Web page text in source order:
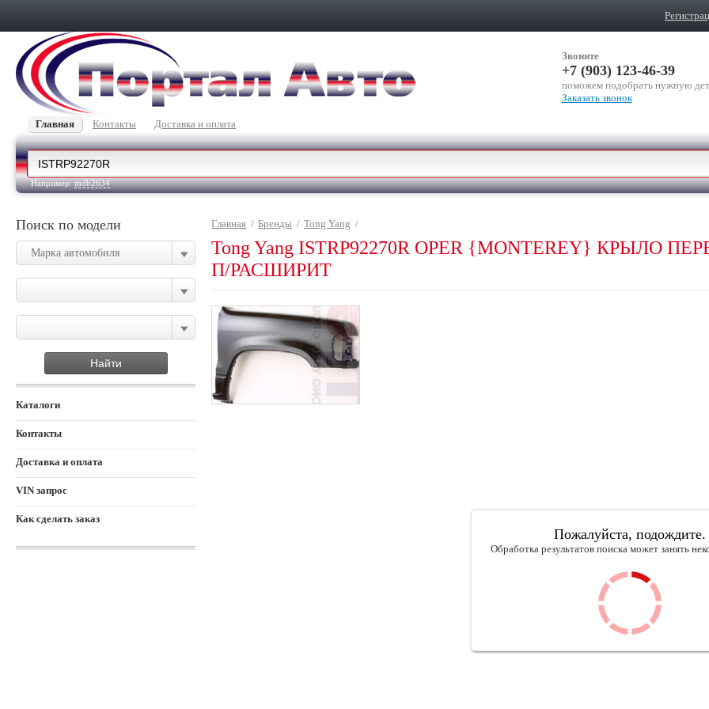
Звоните
+7 (903) 123-46-39
поможем подобрать нужную
Заказать звонок
Главная Контакты Доставка и оплата
Например:mdb2634
Поиск по модели
Марка автомобиля
Каталоги
Контакты
Доставка и оплата
VIN запрос
Как сделать заказ
Главная / Бренды / Tong Yang /
Tong Yang ISTRP92270R OPER {MONTEREY} КРЫЛО
П/РАСШИРИТ
Пожалуйста, подождите.
Обработка результатов поиска может занять